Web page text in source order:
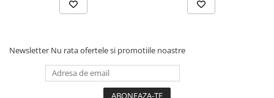
Newsletter Nu rata ofertele si promotiile noastre